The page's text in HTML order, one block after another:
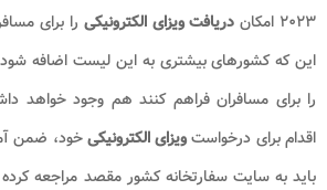
۲۰۲۳ امکان
دریافت ویزای الکترونیکی را برای
این که کشورهای بیشتری به این لیست اضافه
را برای مسافران فراهم کنند هم وجود خواهد
اقدام برای درخواستویزای الکترونیکیخود، ضمن
باید به سایت سفارتخانه کشور مقصد مراجعه